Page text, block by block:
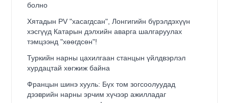
болно
Хятадын PV "хасагдсан", Лонгигийн бүрэлдэхүүн
хэсгүүд Катарын дэлхийн аварга шалгаруулах
тэмцээнд "хөөгдсөн"!
Туркийн нарны цахилгаан станцын үйлдвэрлэл
хурдацтай хөгжиж байна
Францын шинэ хууль: Бүх том зогсоолуудад
дээврийн нарны эрчим хүчээр ажилладаг